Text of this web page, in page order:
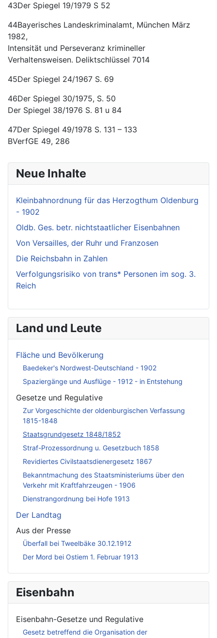
Neue Inhalte
Kleinbahnordnung für das Herzogthum Oldenburg
- 1902
Oldb. Ges. betr. nichtstaatlicher Eisenbahnen
Von Versailles, der Ruhr und Franzosen
Die Reichsbahn in Zahlen
Verfolgungsrisiko von trans* Personen im sog. 3.
Reich
Land und Leute
Fläche und Bevölkerung
Baedeker's Nordwest-Deutschland - 1902
Spaziergänge und Ausflüge - 1912 - in Entstehung
Gesetze und Regulative
Zur Vorgeschichte der oldenburgischen Verfassung
1815-1848
Staatsgrundgesetz 1848/1852
Straf-Prozessordnung u. Gesetzbuch 1858
Revidiertes Civilstaatsdienergesetz 1867
Bekanntmachung des Staatsministeriums über den
Verkehr mit Kraftfahrzeugen - 1906
Dienstrangordnung bei Hofe 1913
Der Landtag
Aus der Presse
Überfall bei Tweelbäke 30.12.1912
Der Mord bei Ostiem 1. Februar 1913
Eisenbahn
Eisenbahn-Gesetze und Regulative
Gesetz betreffend die Organisation der
43Der Spiegel 19/1979 S 52
44Bayerisches Landeskriminalamt, München März
1982,
Intensität und Perseveranz krimineller
Verhaltensweisen. Deliktschlüssel 7014
45Der Spiegel 24/1967 S. 69
46Der Spiegel 30/1975, S. 50
Der Spiegel 38/1976 S. 81 u 84
47Der Spiegel 49/1978 S. 131 – 133
BVerfGE 49, 286